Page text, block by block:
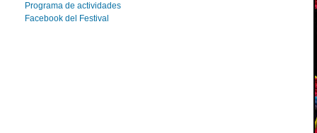
Programa de actividades
Facebook del Festival